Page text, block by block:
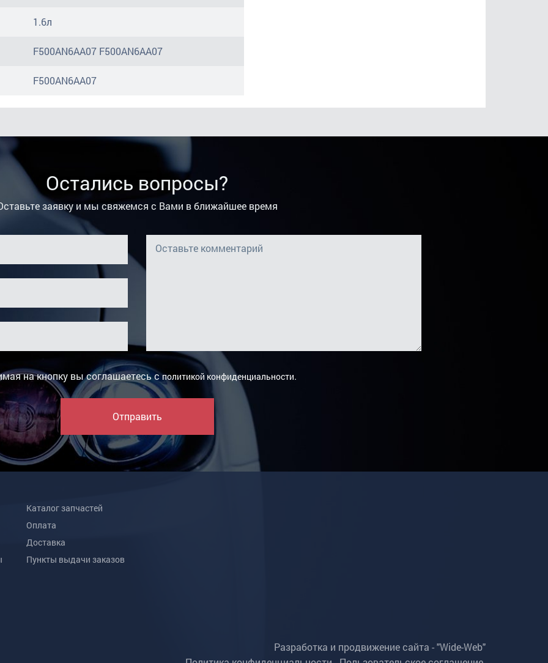
1.6л
F500AN6AA07 F500AN6AA07
F500AN6AA07
Остались вопросы?
заявку и мы свяжемся с Вами в ближайшее время
на кнопку вы соглашаетесь сполитикой конфиденциальности.
Отправить
Каталог запчастей
Оплата
Доставка
Пункты выдачи заказов
Разработка и продвижение сайта - "Wide-Web"